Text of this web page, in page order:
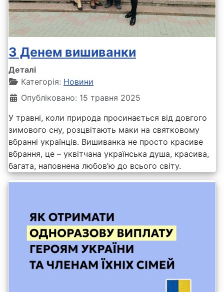
З Денем вишиванки
Деталі
Категорія: Новини
Опубліковано: 15 травня 2025
У травні, коли природа просинається від довгого
зимового сну, розцвітають маки на святковому
вбранні українців. Вишиванка не просто красиве
вбрання, це – уквітчана українська душа, красива,
багата, наповнена любов’ю до всього світу.